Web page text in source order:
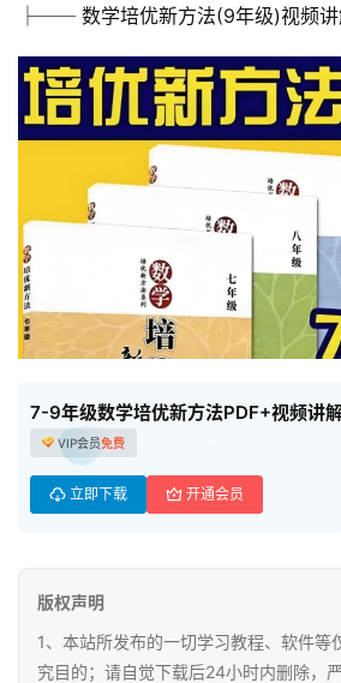
婴
教
I
教
程
资
源
初
中
资
料
├── 数学培优新方法(9年级)视频
7-9年级数学培优新方法PDF+视频讲
VIP会员免费
立即下载 开通会员
版权声明
1、本站所发布的一切学习教程、软件等
究目的；请自觉下载后24小时内删除，